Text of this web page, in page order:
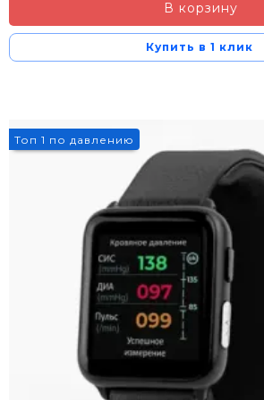
В корзину
Купить в 1 клик
Топ 1 по давлению